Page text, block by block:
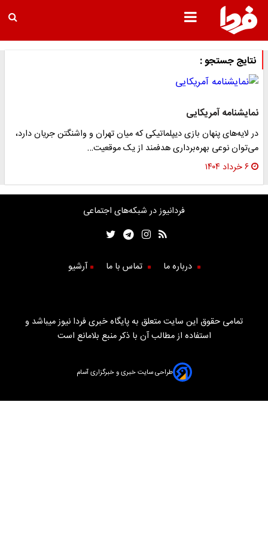
نتایج جستجو :
نمایشنامه آمریکایی
در لایه‌های پنهان بازی دیپلماتیکی که میان تهران و واشنگتن جریان دارد،
می‌توان نوعی بهره‌برداری هدفمند از یک موقعیت…
۶ خرداد ۱۴۰۴
فردانیوز در شبکه‌های اجتماعی
درباره ما تماس با ما آرشیو
تمامی حقوق این سایت متعلق به پایگاه خبری فردا نیوز میباشد و
استفاده از مطالب آن با ذکر منبع بلامانع است
طراحی سایت خبری و خبرگزاری آسام